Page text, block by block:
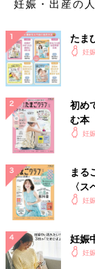
妊娠・出産の
たま
妊
初め
む本
妊
まる
〈
妊
妊娠
妊